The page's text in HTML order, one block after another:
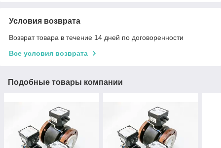
Условия возврата
Возврат товара в течение 14 дней по договоренности
Все условия возврата
Подобные товары компании